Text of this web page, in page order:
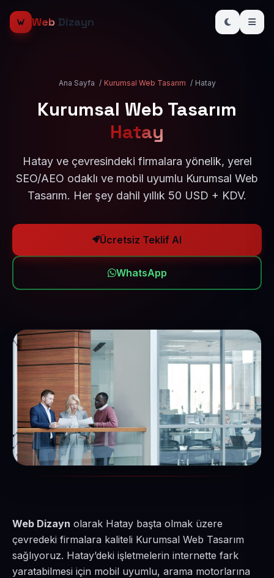
Web Dizayn
Ana Sayfa / Kurumsal Web Tasarım / Hatay
Kurumsal Web Tasarım
Hatay
Hatay ve çevresindeki firmalara yönelik, yerel
SEO/AEO odaklı ve mobil uyumlu Kurumsal Web
Tasarım. Her şey dahil yıllık 50 USD + KDV.
Ücretsiz Teklif Al
WhatsApp
Web Dizayn olarak Hatay başta olmak üzere
çevredeki firmalara kaliteli Kurumsal Web Tasarım
sağlıyoruz. Hatay’deki işletmelerin internette fark
yaratabilmesi için mobil uyumlu, arama motorlarına